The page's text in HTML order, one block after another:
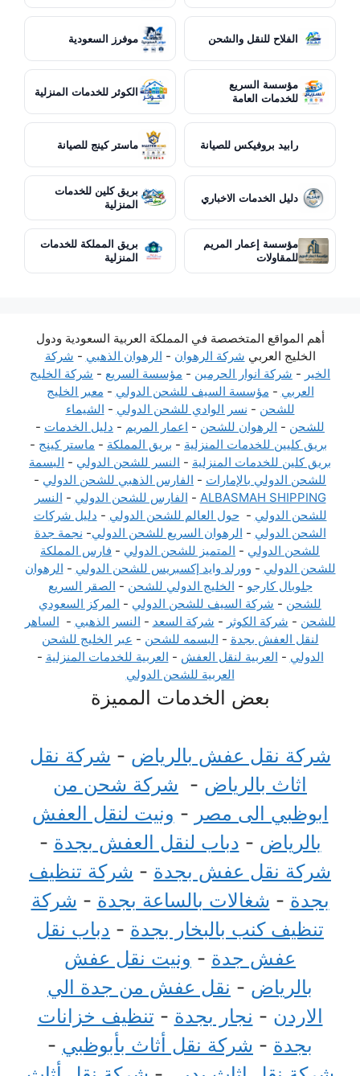
الفلاح للنقل والشحن موفرز السعودية
مؤسسة السريع
للخدمات العامة
الكوثر للخدمات المنزلية
رابيد بروفيكس للصيانة ماستر كينج للصيانة
دليل الخدمات الاخباري
بريق كلين للخدمات
المنزلية
مؤسسة إعمار المريم
للمقاولات
بريق المملكة للخدمات
المنزلية
أهم المواقع المتخصصة في المملكة العربية السعودية ودول
الخليج العربي شركة الرهوان - الرهوان الذهبي - شركة
الخير - شركة انوار الحرمين - مؤسسة السريع - شركة الخليج
العربي - مؤسسة السيف للشحن الدولي - معبر الخليج
للشحن - نسر الوادي للشحن الدولي - الشيماء
للشحن - الرهوان للشحن - اعمار المريم - دليل الخدمات -
بريق كليين للخدمات المنزلية - بريق المملكة - ماستر كينج -
بريق كلين للخدمات المنزلية - النسر للشحن الدولي - البسمة
للشحن الدولي بالإمارات - الفارس الذهبي للشحن الدولي -
ALBASMAH SHIPPING
- الفارس للشحن الدولي - النسر
للشحن الدولي -حول العالم للشحن الدولي - دليل شركات
الشحن الدولي - الرهوان السريع للشحن الدولي- نجمة جدة
للشحن الدولي - المتميز للشحن الدولي - فارس المملكة
للشحن الدولي - وورلد وايد إكسبريس للشحن الدولي - الرهوان
جلوبال كارجو - الخليج الدولي للشحن - الصقر السريع
للشحن - شركة السيف للشحن الدولي - المركز السعودي
للشحن - شركة الكوثر - شركة السعد - النسر الذهبي - الساهر
لنقل العفش بجدة - البسمه للشحن - عبر الخليج للشحن
الدولي - العربية لنقل العفش - العربية للخدمات المنزلية -
العربية للشحن الدولي
بعض الخدمات المميزة
شركة نقل عفش بالرياض - شركة نقل
اثاث بالرياض - شركة شحن من
ابوظبي الى مصر - ونيت لنقل العفش
بالرياض - دباب لنقل العفش بجدة -
شركة نقل عفش بجدة - شركة تنظيف
بجدة - شغالات بالساعة بجدة - شركة
تنظيف كنب بالبخار بجدة - دباب نقل
عفش جدة - ونيت نقل عفش
بالرياض - نقل عفش من جدة الي
الاردن - نجار بجدة - تنظيف خزانات
بجدة - شركة نقل أثاث بأبوظبي -